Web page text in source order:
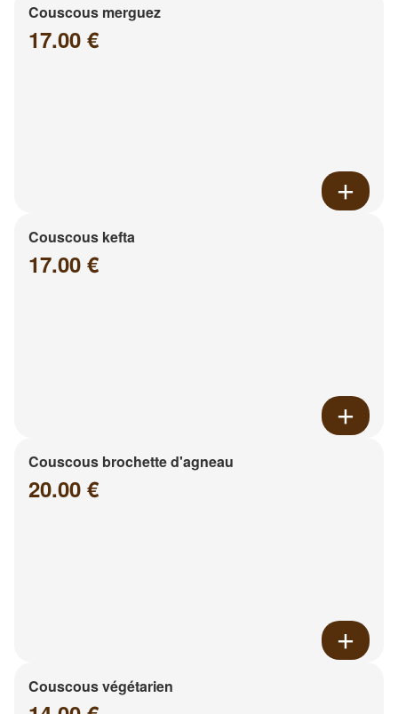
Couscous merguez
17.00 €
Couscous kefta
17.00 €
Couscous brochette d'agneau
20.00 €
Couscous végétarien